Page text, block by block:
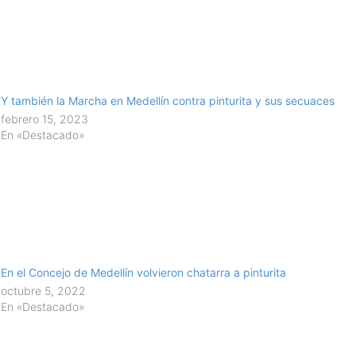
Y también la Marcha en Medellín contra pinturita y sus secuaces
febrero 15, 2023
En «Destacado»
En el Concejo de Medellín volvieron chatarra a pinturita
octubre 5, 2022
En «Destacado»